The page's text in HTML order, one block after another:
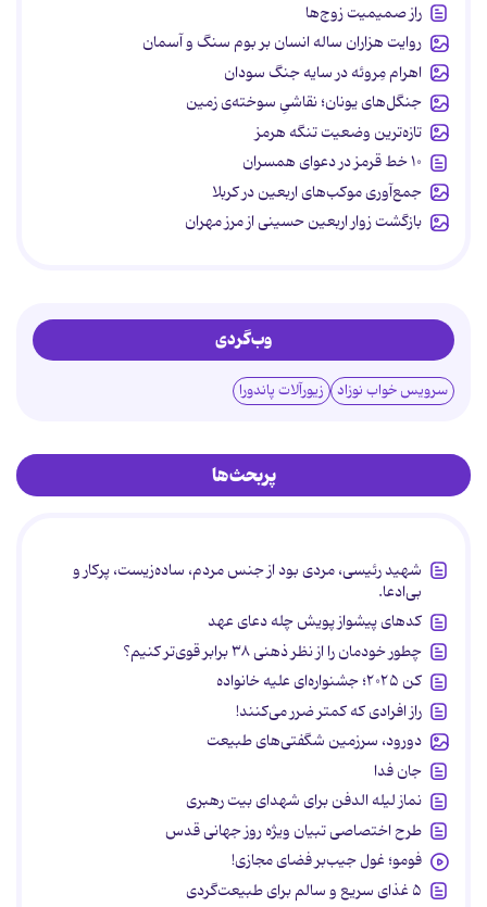
راز صمیمیت زوج‌ها
روایت هزاران ساله انسان بر بوم سنگ و آسمان
اهرام مِروئه در سایه جنگ سودان
جنگل‌های یونان؛ نقاشیِ سوخته‌ی زمین
تازه‌ترین وضعیت تنگه هرمز
۱۰ خط قرمز در دعوای همسران
جمع‌آوری موکب‌های اربعین در کربلا
بازگشت زوار اربعین حسینی از مرز مهران
وب‌گردی
سرویس خواب نوزاد زیورآلات پاندورا
پربحث‌ها
شهید رئیسی، مردی بود از جنس مردم، ساده‌زیست، پرکار و
بی‌ادعا.
کدهای پیشواز پویش چله دعای عهد
چطور خودمان را از نظر ذهنی ۳۸ برابر قوی‌تر کنیم؟
کن ۲۰۲۵؛ جشنواره‌ای علیه خانواده
راز افرادی که کمتر ضرر می‌کنند!
دورود، سرزمین شگفتی‌های طبیعت
جان فدا
نماز لیله الدفن برای شهدای بیت رهبری
طرح اختصاصی تبیان ویژه روز جهانی قدس
فومو؛ غول جیب‌بر فضای مجازی!
۵ غذای سریع و سالم برای طبیعت‌گردی